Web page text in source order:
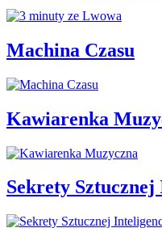
Machina Czasu
Kawiarenka
Sekrety